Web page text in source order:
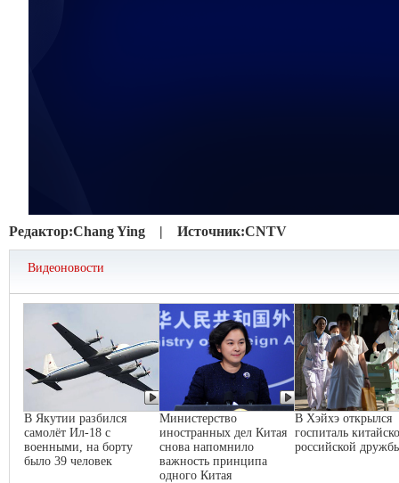
Редактор:Chang Ying | Источник:CNTV
Видеоновости
В Якутии разбился
самолёт Ил-18 с
военными, на борту
было 39 человек
Министерство
иностранных дел Китая
снова напомнило
важность принципа
одного Китая
В Хэйхэ открылся
госпиталь
российской